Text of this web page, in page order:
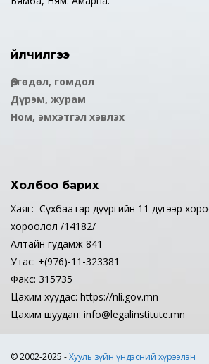
Үйлчилгээ
Өргөдөл, гомдол
Дүрэм, журам
Ном, эмхэтгэл хэвлэх
Холбоо барих
Хаяг: Сүхбаатар дүүргийн 11 дүгээр
хороолол /14182/
Алтайн гудамж 841
Утас: +(976)-11-323381
Факс: 315735
Цахим хуудас: https://nli.gov.mn
Цахим шуудан: info@legalinstitute.mn
© 2002-2025 -Хууль зүйн үндэсний хүрээлэн